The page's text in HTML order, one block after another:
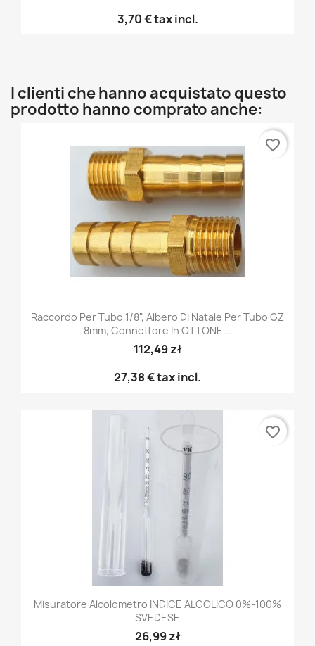
3,70 €tax incl.
I clienti che hanno acquistato questo
prodotto hanno comprato anche:
Raccordo Per Tubo 1/8", Albero Di Natale Per Tubo GZ
8mm, Connettore In OTTONE...
112,49 zł
27,38 €tax incl.
favorite_border
Misuratore Alcolometro INDICE ALCOLICO 0%-100%
SVEDESE
26,99 zł
favorite_border